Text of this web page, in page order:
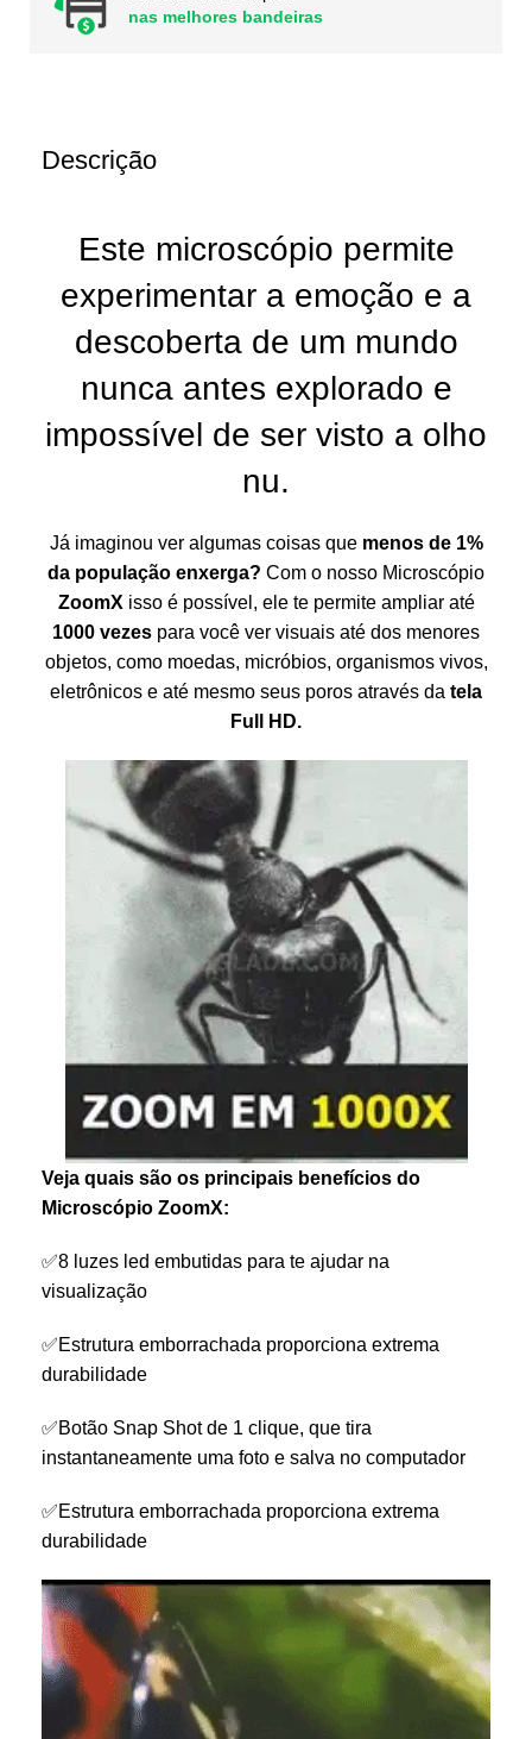
nas melhores bandeiras
Descrição
Este microscópio permite
experimentar a emoção e a
descoberta de um mundo
nunca antes explorado e
impossível de ser visto a olho
nu.
Já imaginou ver algumas coisas que menos de 1%
da população enxerga? Com o nosso Microscópio
ZoomX isso é possível, ele te permite ampliar até
1000 vezes para você ver visuais até dos menores
objetos, como moedas, micróbios, organismos vivos,
eletrônicos e até mesmo seus poros através da tela
Full HD.
Veja quais são os principais benefícios do
Microscópio ZoomX:
✅8 luzes led embutidas para te ajudar na
visualização
✅Estrutura emborrachada proporciona extrema
durabilidade
✅Botão Snap Shot de 1 clique, que tira
instantaneamente uma foto e salva no computador
✅Estrutura emborrachada proporciona extrema
durabilidade